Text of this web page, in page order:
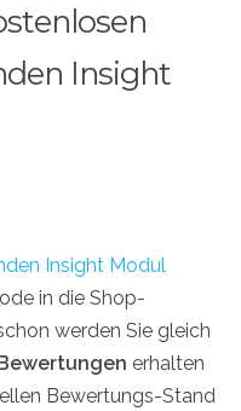
Insight
Insight Modul
in die Shop-
werden Sie gleich
erhalten
Bewertungs-Stand